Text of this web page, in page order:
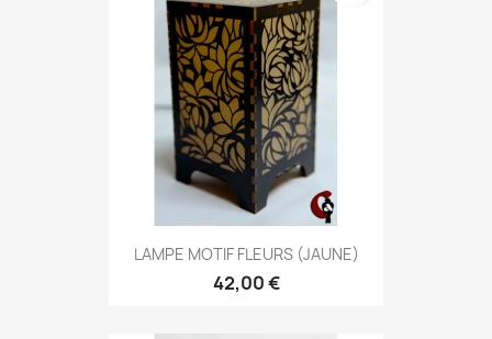
LAMPE MOTIF FLEURS (JAUNE)
42,00 €